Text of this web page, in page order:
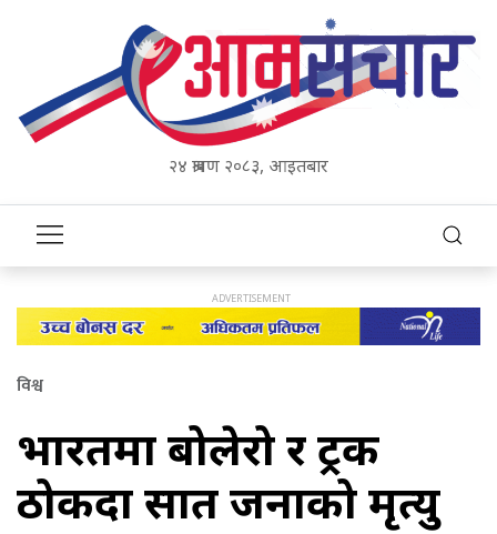
२४ श्रावण २०८३, आइतबार
विश्व
भारतमा बोलेरो र ट्रक
ठोकिँदा सात जनाको मृत्यु